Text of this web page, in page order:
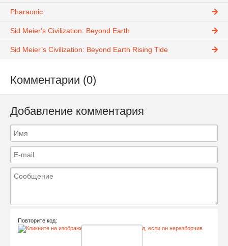
Pharaonic
Sid Meier's Civilization: Beyond Earth
Sid Meier’s Civilization: Beyond Earth Rising Tide
Комментарии (0)
Добавление комментария
Повторите код: